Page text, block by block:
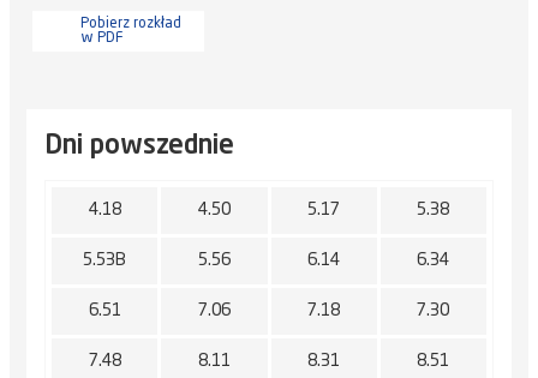
Pobierz rozkład
w PDF
Dni powszednie
4.18 4.50 5.17 5.38
5.53B 5.56 6.14 6.34
6.51 7.06 7.18 7.30
7.48 8.11 8.31 8.51